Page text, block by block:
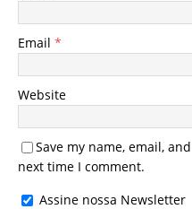
Email *
Website
Save my name, email,
next time I comment.
Assine nossa Newsletter